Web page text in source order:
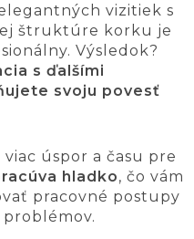
vizitiek s
štruktúre korku je
Výsledok?
s ďalšími
svoju povesť
úspor a času pre
hladko, čo vám
pracovné postupy